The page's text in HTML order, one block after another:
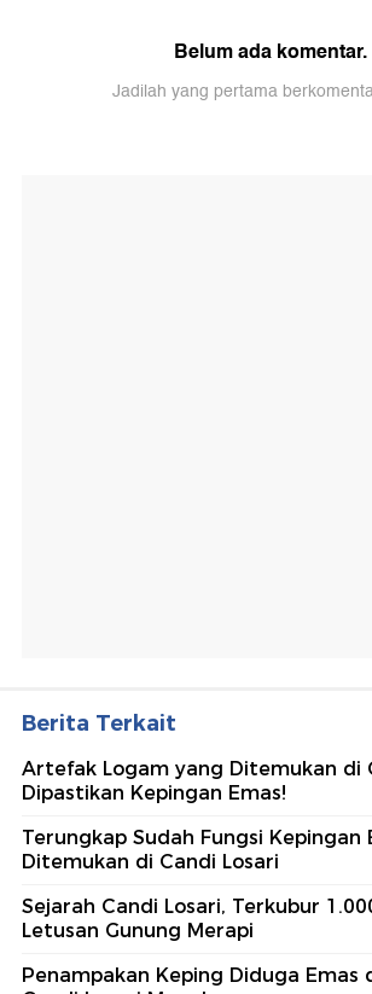
Belum ada komentar.
Jadilah yang pertama
Berita Terkait
Artefak Logam yang Ditemukan di
Dipastikan Kepingan Emas!
Terungkap Sudah Fungsi Kepingan
Ditemukan di Candi Losari
Sejarah Candi Losari, Terkubur
Letusan Gunung Merapi
Penampakan Keping Diduga Emas